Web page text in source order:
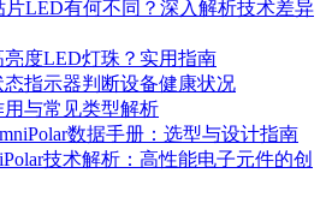
片LED有何不同？深入解析技术差异
度LED灯珠？实用指南
指示器判断设备健康状况
与常见类型解析
数据手册：选型与设计指南
技术解析：高性能电子元件的创